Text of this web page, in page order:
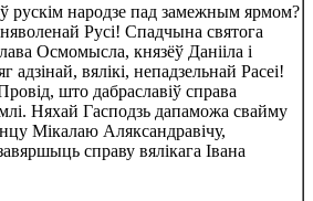
рускім народзе пад замежным ярмом?
Русі! Спадчына святога
Осмомысла, князёў Данііла і
вялікі, непадзельнай Расеі!
што дабраславіў справа
Няхай Гасподзь дапаможа свайму
Мікалаю Аляксандравічу,
справу вялікага Івана